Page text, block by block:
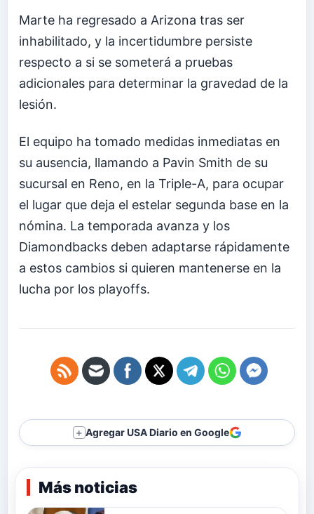
Marte ha regresado a Arizona tras ser
inhabilitado, y la incertidumbre persiste
respecto a si se someterá a pruebas
adicionales para determinar la gravedad de la
lesión.
El equipo ha tomado medidas inmediatas en
su ausencia, llamando a Pavin Smith de su
sucursal en Reno, en la Triple-A, para ocupar
el lugar que deja el estelar segunda base en la
nómina. La temporada avanza y los
Diamondbacks deben adaptarse rápidamente
a estos cambios si quieren mantenerse en la
lucha por los playoffs.
＋ Agregar USA Diario en Google
Más noticias